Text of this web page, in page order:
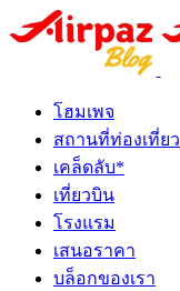
โฮมเพจ
สถานที่ท่องเที่ยว
เคล็ดลับ*
เที่ยวบิน
โรงแรม
เสนอราคา
บล็อกของเรา